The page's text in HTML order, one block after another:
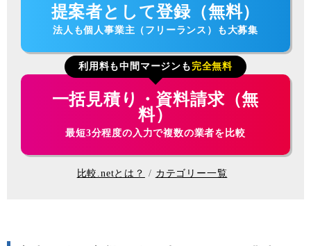
提案者として登録（無料）
法人も個人事業主（フリーランス）も大募集
利用料も中間マージンも 完全無料
一括見積り・資料請求（無
料）
最短3分程度の入力で複数の業者を比較
比較.netとは？ カテゴリー一覧